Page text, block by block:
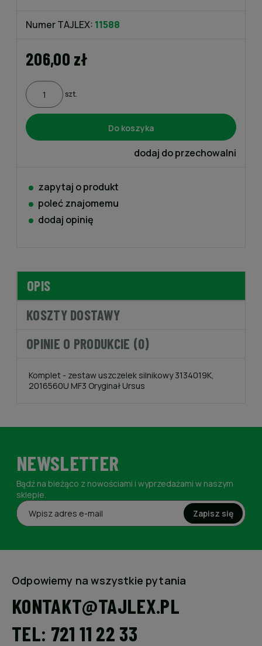
Numer TAJLEX: 11588
206,00 zł
szt.
Do koszyka
dodaj do przechowalni
zapytaj o produkt
poleć znajomemu
dodaj opinię
OPIS
KOSZTY DOSTAWY
OPINIE O PRODUKCIE (0)
Komplet - zestaw uszczelek silnikowy 3134019K,
2016560U MF3 Oryginał Ursus
NEWSLETTER
Bądź na bieżąco z nowościami i wyprzedażami w naszym
sklepie.
Zapisz się
Odpowiemy na wszystkie pytania
KONTAKT@TAJLEX.PL
TEL: 721 11 22 33